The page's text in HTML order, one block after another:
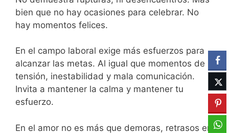
bien que no hay ocasiones para celebrar. No
hay momentos felices.
En el campo laboral exige más esfuerzos para
alcanzar las metas. Al igual que momentos de
tensión, inestabilidad y mala comunicación.
Invita a mantener la calma y mantener tu
esfuerzo.
En el amor no es más que demoras, retrasos en